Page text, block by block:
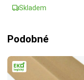
Skladem
Podobné